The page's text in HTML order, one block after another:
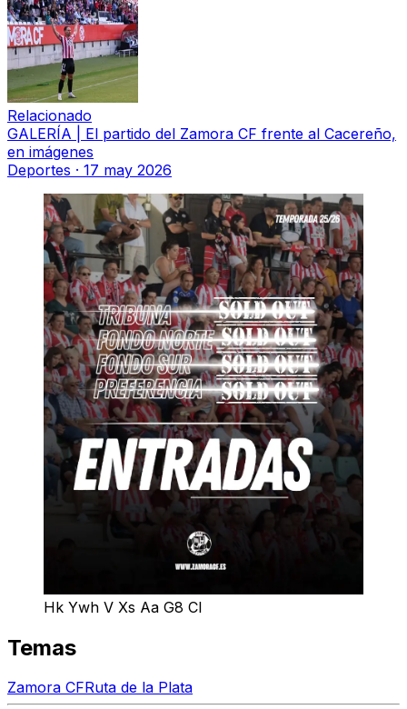
Relacionado
GALERÍA | El partido del Zamora CF frente al Cacereño,
en imágenes
Deportes · 17 may 2026
Hk Ywh V Xs Aa G8 Cl
Temas
Zamora CFRuta de la Plata